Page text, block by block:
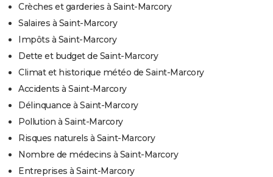
Crèches et garderies à Saint-Marcory
Salaires à Saint-Marcory
Impôts à Saint-Marcory
Dette et budget de Saint-Marcory
Climat et historique météo de Saint-Marcory
Accidents à Saint-Marcory
Délinquance à Saint-Marcory
Pollution à Saint-Marcory
Risques naturels à Saint-Marcory
Nombre de médecins à Saint-Marcory
Entreprises à Saint-Marcory